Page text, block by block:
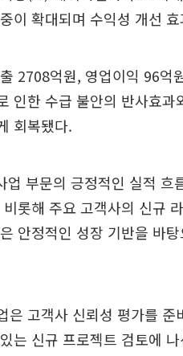
이 확대되며 수익성 개선
2708억원, 영업이익 96억
인한 수급 불안의 반사효
회복됐다.
업 부문의 긍정적인 실적 흐
롯해 주요 고객사의 신규
안정적인 성장 기반을 바
은 고객사 신뢰성 평가를
는 신규 프로젝트 검토에